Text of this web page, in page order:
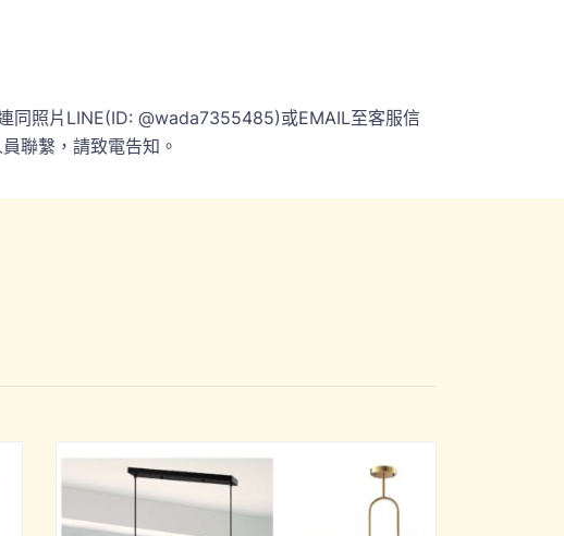
同照片LINE(ID: @wada7355485)或EMAIL至客服信
聯繫，請致電告知。